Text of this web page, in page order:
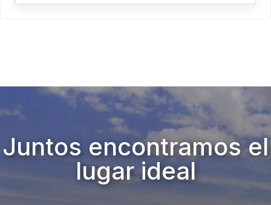
Juntos encontramos el
lugar ideal